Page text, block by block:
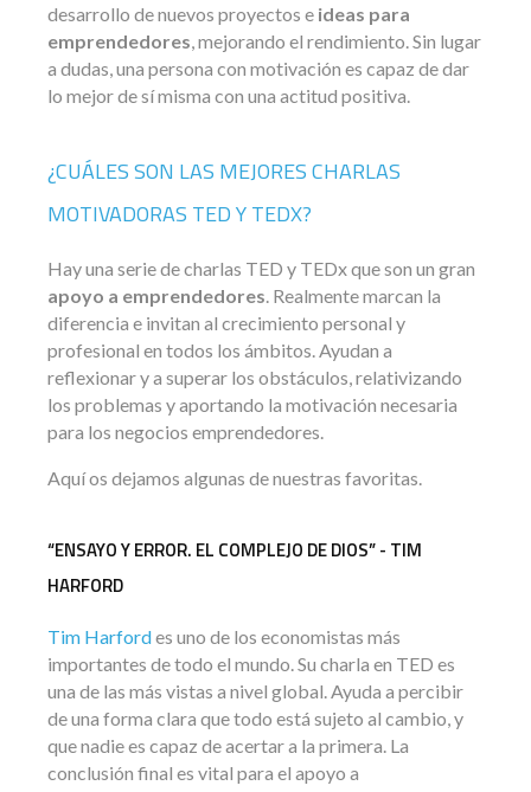
desarrollo de nuevos proyectos e ideas para
emprendedores, mejorando el rendimiento. Sin lugar
a dudas, una persona con motivación es capaz de dar
lo mejor de sí misma con una actitud positiva.
¿CUÁLES SON LAS MEJORES CHARLAS
MOTIVADORAS TED Y TEDX?
Hay una serie de charlas TED y TEDx que son un gran
apoyo a emprendedores. Realmente marcan la
diferencia e invitan al crecimiento personal y
profesional en todos los ámbitos. Ayudan a
reflexionar y a superar los obstáculos, relativizando
los problemas y aportando la motivación necesaria
para los negocios emprendedores.
Aquí os dejamos algunas de nuestras favoritas.
“ENSAYO Y ERROR. EL COMPLEJO DE DIOS” - TIM
HARFORD
Tim Harfordes uno de los economistas más
importantes de todo el mundo. Su charla en TED es
una de las más vistas a nivel global. Ayuda a percibir
de una forma clara que todo está sujeto al cambio, y
que nadie es capaz de acertar a la primera. La
conclusión final es vital para el apoyo a